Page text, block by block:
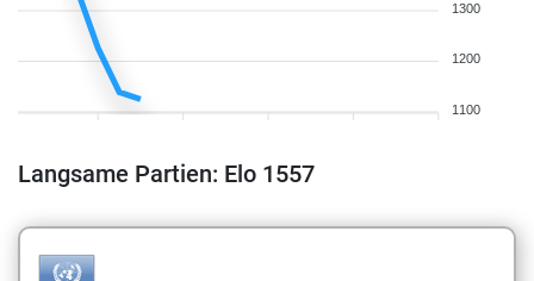
1300
1200
1100
Langsame Partien: Elo 1557